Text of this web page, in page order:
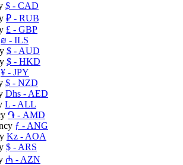
$ - CAD
₽ - RUB
£ - GBP
₪ - ILS
$ - AUD
$ - HKD
¥ - JPY
$ - NZD
Dhs - AED
L - ALL
֏ - AMD
ƒ - ANG
Kz - AOA
$ - ARS
₼ - AZN